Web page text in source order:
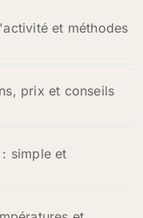
et méthodes
prix et conseils
simple et